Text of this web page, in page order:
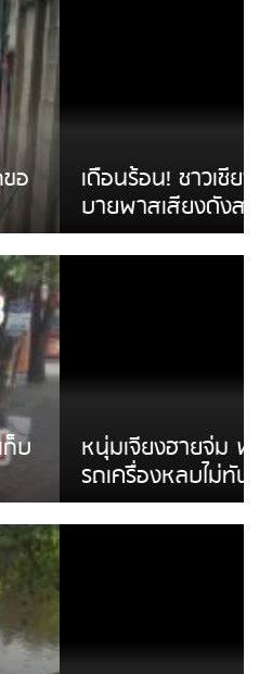
ยบ่นรถ Isuzu สีขาวซิ่ง
ความรำคาญ
งน้ำดื่มตกกลางถนน
ดเจ็บ